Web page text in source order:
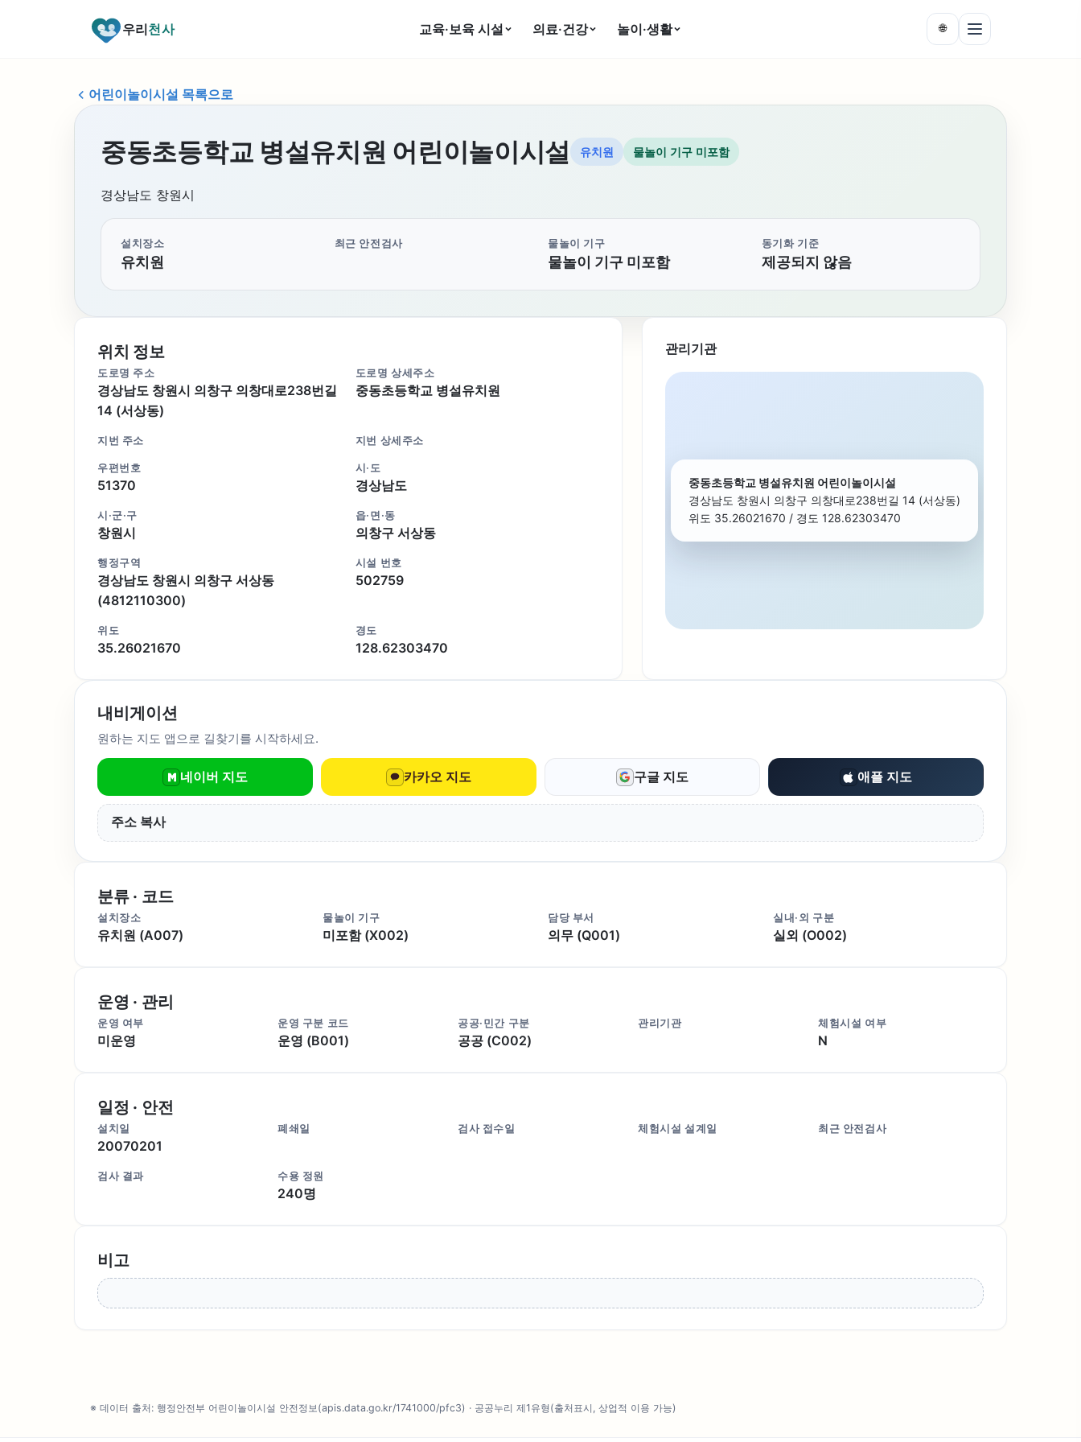
우리천사 교육·보육 시설 의료·건강 놀이·생활 🌐
어린이놀이시설 목록으로
중동초등학교 병설유치원 어린이놀이시설 유치원 물놀이 기구 미포함
경상남도 창원시
설치장소
유치원
최근 안전검사 물놀이 기구
물놀이 기구 미포함
동기화 기준
제공되지 않음
위치 정보
도로명 주소
경상남도 창원시 의창구 의창대로238번길
14 (서상동)
도로명 상세주소
중동초등학교 병설유치원
지번 주소 지번 상세주소
우편번호
51370
시·도
경상남도
시·군·구
창원시
읍·면·동
의창구 서상동
행정구역
경상남도 창원시 의창구 서상동
(4812110300)
시설 번호
502759
위도
35.26021670
경도
128.62303470
관리기관
중동초등학교 병설유치원 어린이놀이시설
경상남도 창원시 의창구 의창대로238번길 14 (서상동)
위도 35.26021670 / 경도 128.62303470
내비게이션
원하는 지도 앱으로 길찾기를 시작하세요.
네이버 지도 카카오 지도 구글 지도 애플 지도
주소 복사
분류 · 코드
설치장소
유치원 (A007)
물놀이 기구
미포함 (X002)
담당 부서
의무 (Q001)
실내·외 구분
실외 (O002)
운영 · 관리
운영 여부
미운영
운영 구분 코드
운영 (B001)
공공·민간 구분
공공 (C002)
관리기관 체험시설 여부
N
일정 · 안전
설치일
20070201
폐쇄일 검사 접수일 체험시설 설계일 최근 안전검사
검사 결과 수용 정원
240명
비고
※ 데이터 출처: 행정안전부 어린이놀이시설 안전정보(apis.data.go.kr/1741000/pfc3) · 공공누리 제1유형(출처표시, 상업적 이용 가능)